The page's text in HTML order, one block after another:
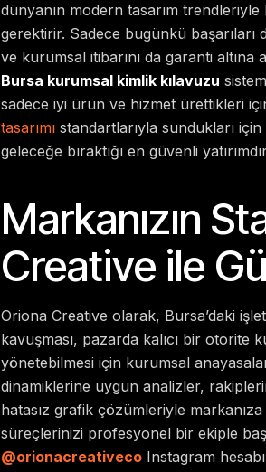
dünyanın modern tasarım
gerektirir. Sadece bugünkü başarıları
ve kurumsal itibarını da garanti
Bursa kurumsal kimlik kılavuzu
sadece iyi ürün ve hizmet ürettikleri
tasarımıstandartlarıyla sundukları
geleceğe bıraktığı en güvenli
Markanızın
Creative ile
Oriona Creative olarak, Bursa’daki
kavuşması, pazarda kalıcı bir otorite
yönetebilmesi için kurumsal
dinamiklerine uygun analizler,
hatasız grafik çözümleriyle
süreçlerinizi profesyonel bir ekiple
@orionacreativecoInstagram